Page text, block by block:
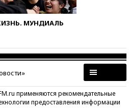
МУНДИАЛЬ
применяются рекомендательные
предоставления информации